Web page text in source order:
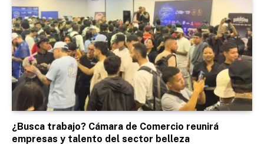
¿Busca trabajo? Cámara de Comercio reunirá
empresas y talento del sector belleza